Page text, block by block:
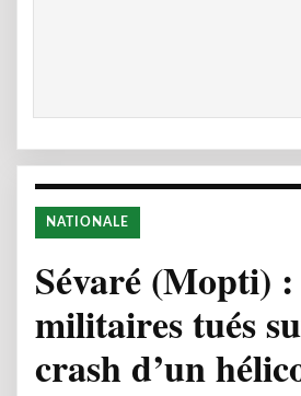
NATIONALE
Sévaré (Mopti)
militaires tués
crash d’un